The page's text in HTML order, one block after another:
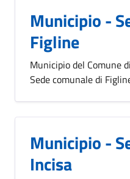
Municipio -
Figline
Municipio del Comune
Sede comunale di
Municipio -
Incisa